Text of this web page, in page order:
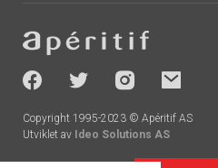
-
socials
Copyright 1995-2023 © Apéritif AS
Utviklet av Ideo Solutions AS